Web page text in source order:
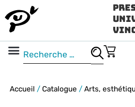
Accueil / Catalogue / Arts,